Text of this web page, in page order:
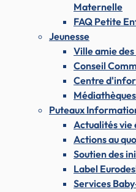
Maternelle
FAQ Petite
Jeunesse
Ville amie
Conseil
Centre
Puteaux
Actualités vie
Actions au
Soutien des
Label
Services